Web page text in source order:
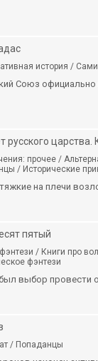
история /
Союз официально
русского царства.
прочее /
/ Исторические
на плечи
пятый
/ Книги про
фэнтези
выбор провести
/ Попаданцы